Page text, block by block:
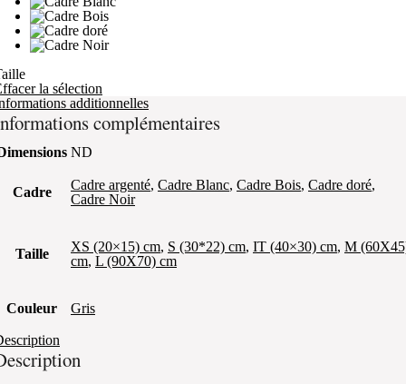
la sélection
additionnelles
complémentaires
ND
Cadre Cadre argenté, Cadre Blanc, Cadre Bois, Cadre doré,
Cadre Noir
Taille XS (20×15) cm, S (30*22) cm, IT (40×30) cm, M
cm, L (90X70) cm
Couleur Gris